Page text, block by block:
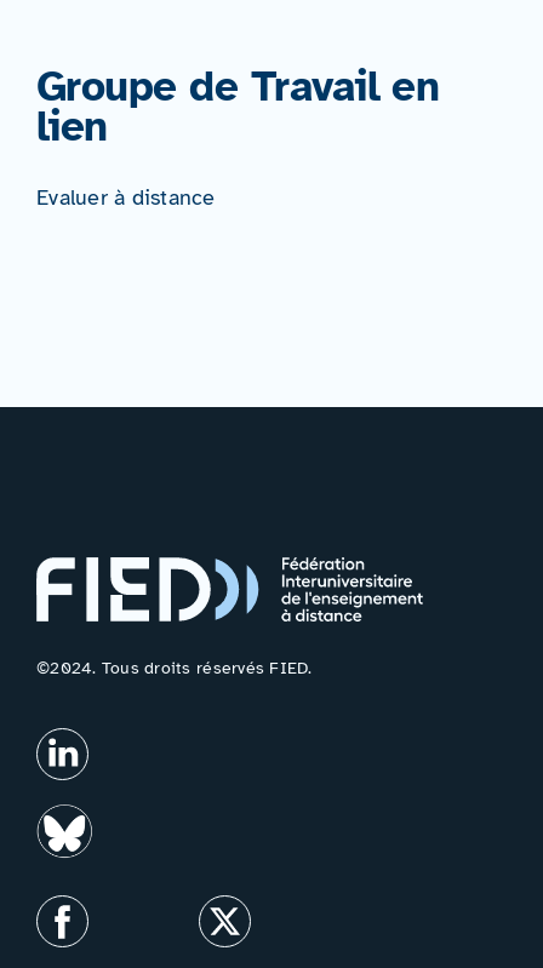
Groupe de Travail en
lien
Evaluer à distance
©2024. Tous droits réservés FIED.